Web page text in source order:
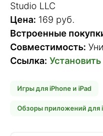
Studio LLC
Цена: 169 руб.
Встроенные
Совместимость:
Ссылка: Установить
Игры для iPhone и iPad
Обзоры приложений для